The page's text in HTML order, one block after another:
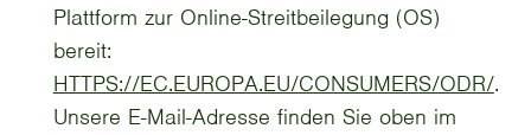
Plattform zur Online-Streitbeilegung (OS)
bereit:
HTTPS://EC.EUROPA.EU/CONSUMERS/ODR/.
Unsere E-Mail-Adresse finden Sie oben im